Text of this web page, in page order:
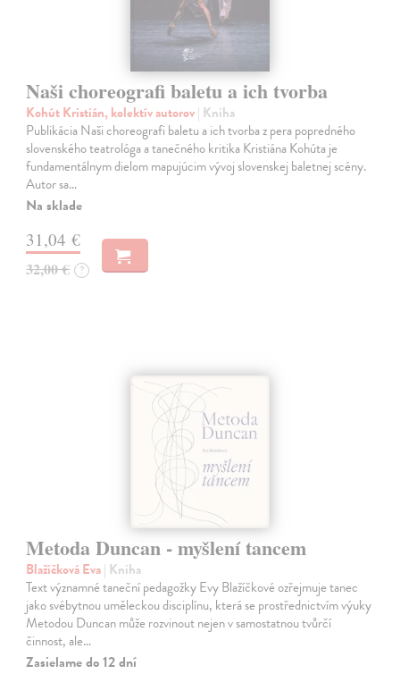
Naši choreografi baletu a ich tvorba
Kohút Kristián, kolektív autorov| Kniha
Publikácia Naši choreografi baletu a ich tvorba z pera popredného
slovenského teatrológa a tanečného kritika Kristiána Kohúta je
fundamentálnym dielom mapujúcim vývoj slovenskej baletnej scény.
Autor sa…
Na sklade
31,04 €
32,00 € ?
Metoda Duncan - myšlení tancem
Blažíčková Eva| Kniha
Text významné taneční pedagožky Evy Blažíčkové ozřejmuje tanec
jako svébytnou uměleckou disciplínu, která se prostřednictvím výuky
Metodou Duncan může rozvinout nejen v samostatnou tvůrčí
činnost, ale…
Zasielame do 12 dní